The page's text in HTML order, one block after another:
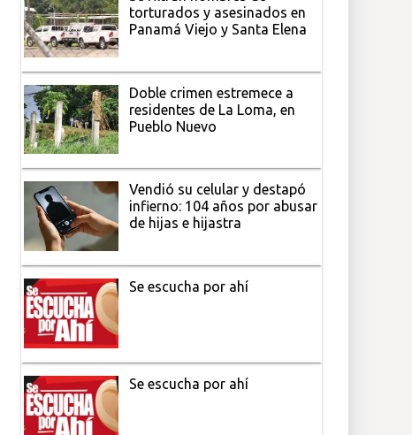
torturados y asesinados en
Panamá Viejo y Santa Elena
Doble crimen estremece a
residentes de La Loma, en
Pueblo Nuevo
Vendió su celular y destapó
infierno: 104 años por abusar
de hijas e hijastra
Se escucha por ahí
Se escucha por ahí